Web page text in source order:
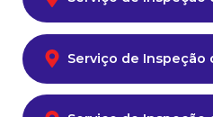
Serviço de Inspeção